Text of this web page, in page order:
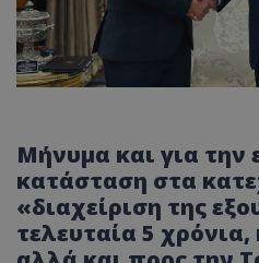
Μήνυμα και για την
κατάσταση στα
«διαχείριση της
τελευταία 5